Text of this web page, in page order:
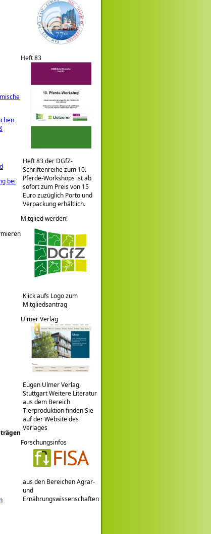
bei
Heft 83
Heft 83 der DGfZ-
Schriftenreihe zum 10.
Pferde-Workshops ist ab
sofort zum Preis von 15
Euro zuzüglich Porto und
Verpackung erhältlich.
Mitglied werden!
Klick aufs Logo zum
Mitgliedsantrag
Ulmer Verlag
Eugen Ulmer Verlag,
Stuttgart Weitere Literatur
aus dem Bereich
Tierproduktion finden Sie
auf der Website des
Verlages
Forschungsinfos
aus den Bereichen Agrar-
und
Ernährungswissenschaften